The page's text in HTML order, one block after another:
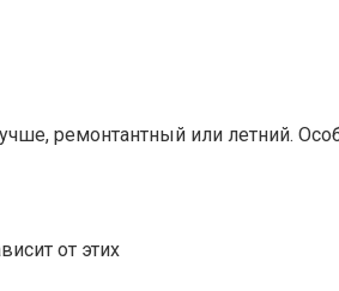
ремонтантный или летний.
от этих